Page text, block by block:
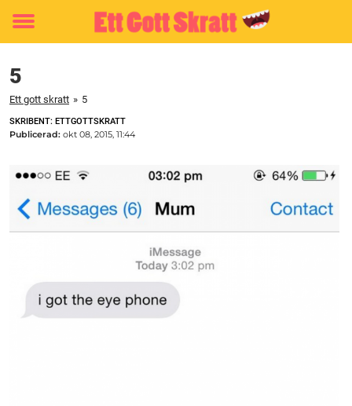
Toggle
5
Ett gott skratt » 5
SKRIBENT: ETTGOTTSKRATT
Publicerad: okt 08, 2015, 11:44